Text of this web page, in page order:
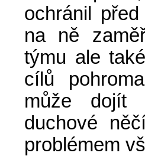
ochránil
na ně
týmu ale
cílů
může
duchové
problémem